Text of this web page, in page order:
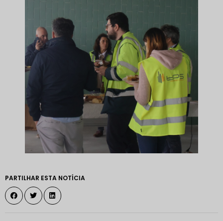
PARTILHAR ESTA NOTÍCIA